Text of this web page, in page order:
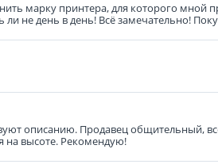
марку принтера, для которого
не день в день! Всё замечательно!
описанию. Продавец общительный,
на высоте. Рекомендую!